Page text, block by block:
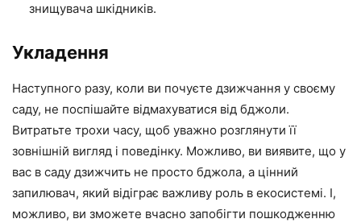
знищувача шкідників.
Укладення
Наступного разу, коли ви почуєте дзижчання у своєму
саду, не поспішайте відмахуватися від бджоли.
Витратьте трохи часу, щоб уважно розглянути її
зовнішній вигляд і поведінку. Можливо, ви виявите, що у
вас в саду дзижчить не просто бджола, а цінний
запилювач, який відіграє важливу роль в екосистемі. І,
можливо, ви зможете вчасно запобігти пошкодженню